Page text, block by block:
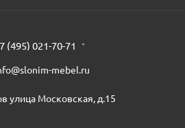
(495) 021-70-71
mebel.ru
улица Московская, д.15